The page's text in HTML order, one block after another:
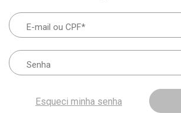
Esqueci minha senha